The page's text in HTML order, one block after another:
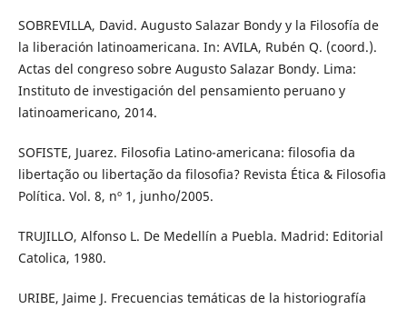
SOBREVILLA, David. Augusto Salazar Bondy y la Filosofía de
la liberación latinoamericana. In: AVILA, Rubén Q. (coord.).
Actas del congreso sobre Augusto Salazar Bondy. Lima:
Instituto de investigación del pensamiento peruano y
latinoamericano, 2014.
SOFISTE, Juarez. Filosofia Latino-americana: filosofia da
libertação ou libertação da filosofia? Revista Ética & Filosofia
Política. Vol. 8, nº 1, junho/2005.
TRUJILLO, Alfonso L. De Medellín a Puebla. Madrid: Editorial
Catolica, 1980.
URIBE, Jaime J. Frecuencias temáticas de la historiografía